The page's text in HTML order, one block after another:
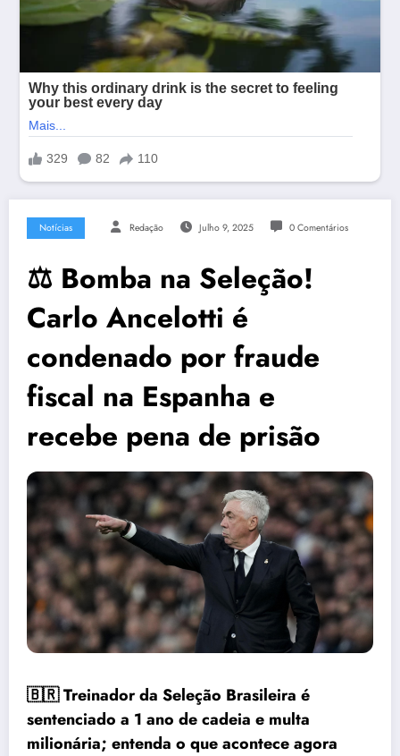
Notícias Redação Julho 9, 2025 0 Comentários
⚖️ Bomba na Seleção!
Carlo Ancelotti é
condenado por fraude
fiscal na Espanha e
recebe pena de prisão
🇧🇷 Treinador da Seleção Brasileira é
sentenciado a 1 ano de cadeia e multa
milionária; entenda o que acontece agora